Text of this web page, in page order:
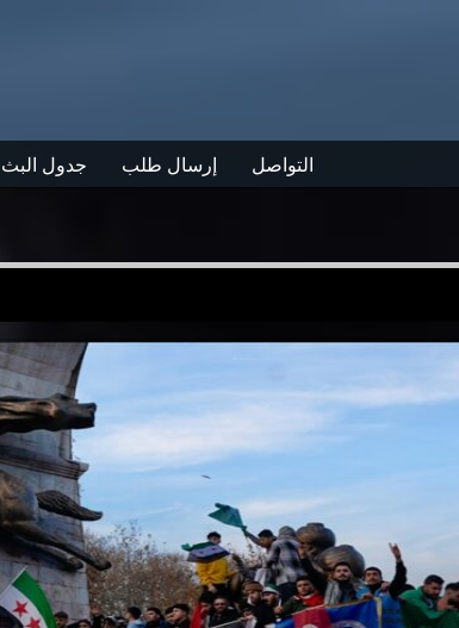
جدول البث إرسال طلب التواصل